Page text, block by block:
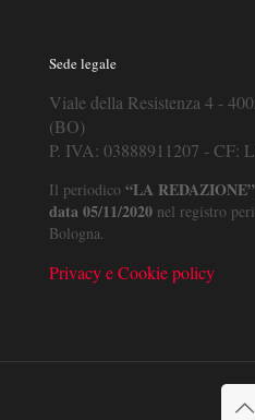
Sede legale
Viale della Resistenza 4 -
(BO)
P. IVA: 03888911207 - CF:
Il periodico “LA REDAZIONE”
data 05/11/2020 nel registro
Bologna.
Privacy e Cookie policy